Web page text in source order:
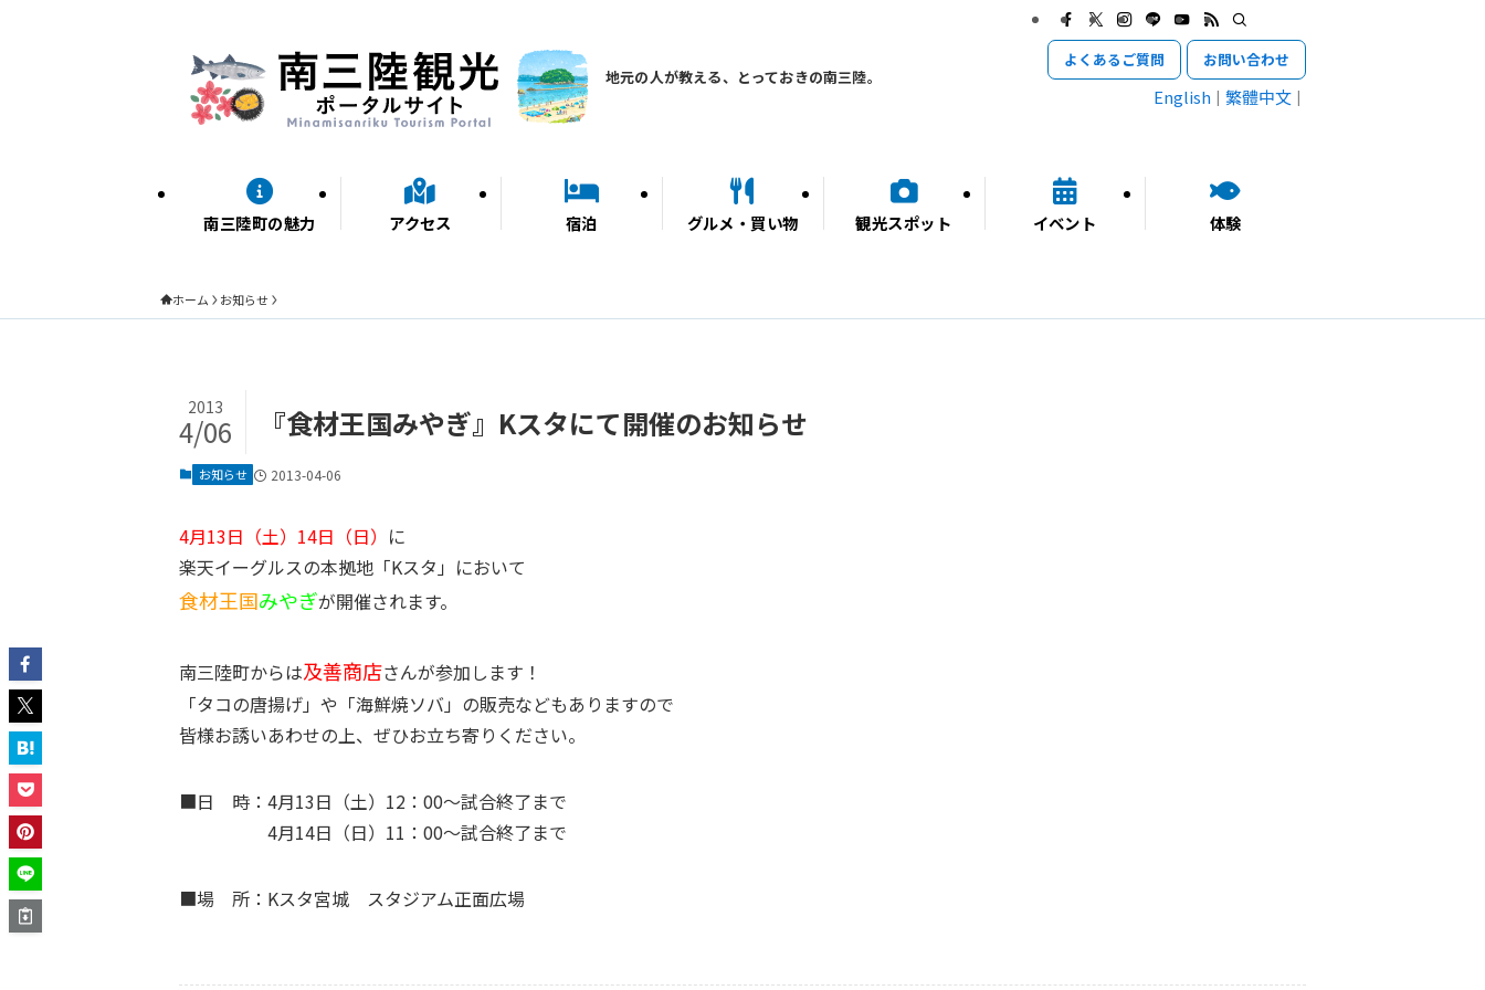
地元の人が教える、とっておきの南三陸。
南三陸町の魅力 アクセス 宿泊 グルメ・買い物 観光スポット イベント 体験
よくあるご質問 お問い合わせ
English 繁體中文
ホーム お知らせ
『食材王国みやぎ』Kスタにて開催のお知らせ
2013
4/06
お知らせ 2013-04-06
4月13日（土）14日（日） に
楽天イーグルスの本拠地「Kスタ」において
食材王国みやぎが開催されます。
南三陸町からは及善商店さんが参加します！
「タコの唐揚げ」や「海鮮焼ソバ」の販売などもありますので
皆様お誘いあわせの上、ぜひお立ち寄りください。
■日 時：4月13日（土）12：00～試合終了まで
4月14日（日）11：00～試合終了まで
■場 所：Kスタ宮城 スタジアム正面広場